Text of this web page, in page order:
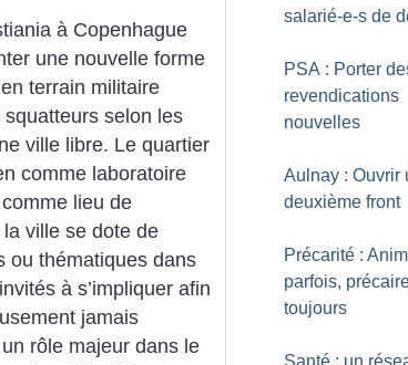
à Copenhague
une nouvelle forme
terrain militaire
selon les
ville libre. Le quartier
comme laboratoire
lieu de
ville se dote de
ou thématiques dans
à s’impliquer afin
jamais
rôle majeur dans le
salarié-e-s de
PSA : Porter
revendications
nouvelles
Aulnay : Ouvrir
deuxième front
Précarité :
parfois,
toujours
Santé : un